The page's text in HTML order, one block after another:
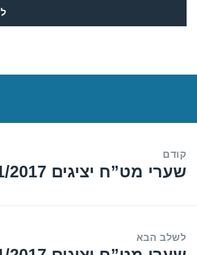
קודם
הפוסט
שערי מט”ח יציגים 07/11/2017
לשלב הבא